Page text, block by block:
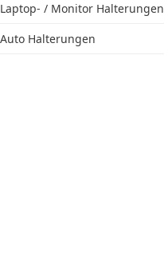
Laptop- / Monitor Halterungen
Auto Halterungen